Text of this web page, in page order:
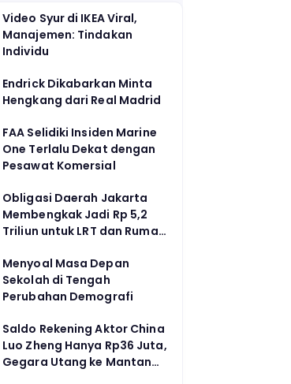
Video Syur di IKEA Viral,
Manajemen: Tindakan
Individu
Endrick Dikabarkan Minta
Hengkang dari Real Madrid
FAA Selidiki Insiden Marine
One Terlalu Dekat dengan
Pesawat Komersial
Obligasi Daerah Jakarta
Membengkak Jadi Rp 5,2
Triliun untuk LRT dan Rumah
Menyoal Masa Depan
Sekolah di Tengah
Perubahan Demografi
Saldo Rekening Aktor China
Luo Zheng Hanya Rp36 Juta,
Gegara Utang ke Mantan